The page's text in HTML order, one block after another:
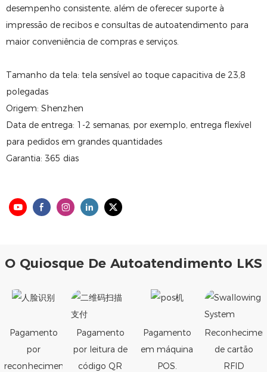
desempenho consistente, além de oferecer suporte à
impressão de recibos e consultas de autoatendimento para
maior conveniência de compras e serviços.
Tamanho da tela: tela sensível ao toque capacitiva de 23,8
polegadas
Origem: Shenzhen
Data de entrega: 1-2 semanas, por exemplo, entrega flexível
para pedidos em grandes quantidades
Garantia: 365 dias
O Quiosque De Autoatendimento LKS
Pagamento
por
reconhecimento
Pagamento
por leitura de
código QR
Pagamento
em máquina
POS.
de cartão
RFID